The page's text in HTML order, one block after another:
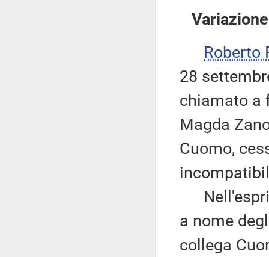
Roberto
28
chiamato a
Magda
Cuomo,
a nome
collega